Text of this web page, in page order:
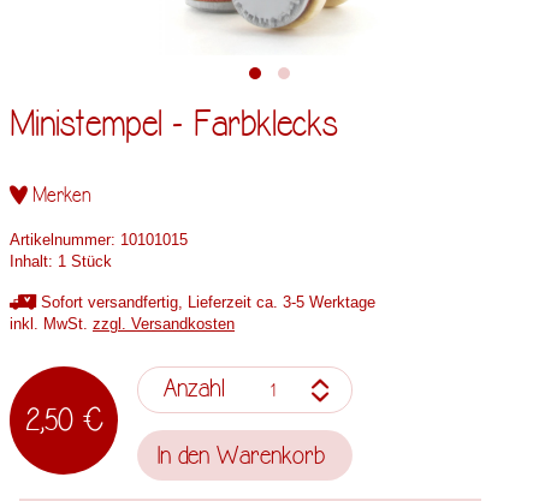
Ministempel - Farbklecks
Merken
Artikelnummer: 10101015
Inhalt: 1 Stück
Sofort versandfertig, Lieferzeit ca. 3-5 Werktage
inkl. MwSt. zzgl. Versandkosten
2,50 €
Anzahl
In den Warenkorb